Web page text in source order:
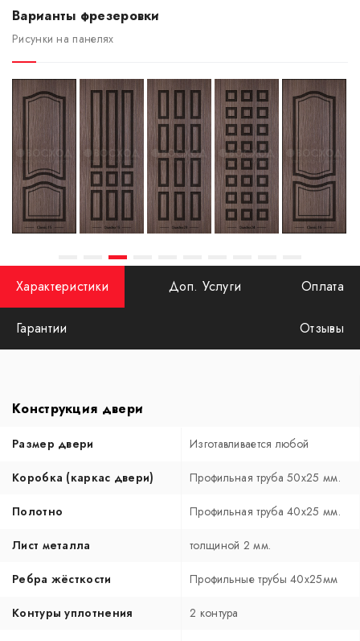
Варианты фрезеровки
Рисунки на панелях
Характеристики Доп. Услуги Оплата
Гарантии Отзывы
Конструкция двери
Размер двери Изготавливается любой
Коробка (каркас двери) Профильная труба 50х25 мм.
Полотно Профильная труба 40х25 мм.
Лист металла толщиной 2 мм.
Ребра жёсткости Профильные трубы 40х25мм
Контуры уплотнения 2 контура